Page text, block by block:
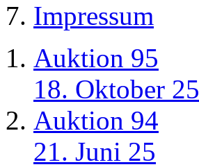
Impressum
Auktion 95
18. Oktober 25
Auktion 94
21. Juni 25